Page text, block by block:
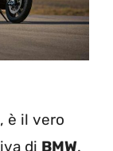
è il vero
di BMW.